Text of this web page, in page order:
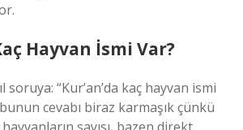
Hayvan İsmi Var?
soruya: “Kur’an’da kaç hayvan ismi
bunun cevabı biraz karmaşık çünkü